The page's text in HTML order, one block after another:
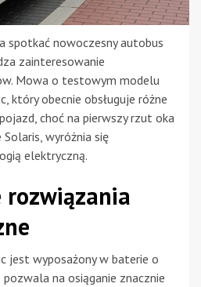
spotkać nowoczesny autobus
zainteresowanie
Mowa o testowym modelu
który obecnie obsługuje różne
choć na pierwszy rzut oka
wyróżnia się
elektryczną.
rozwiązania
jest wyposażony w baterie o
na osiąganie znacznie